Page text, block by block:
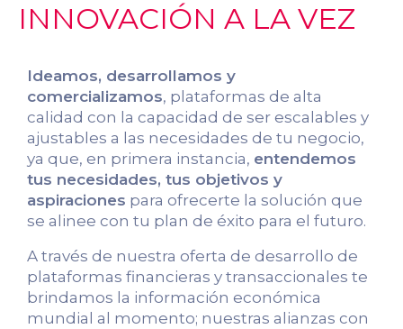
INNOVACIÓN A LA VEZ
Ideamos, desarrollamos y
comercializamos, plataformas de alta
calidad con la capacidad de ser escalables y
ajustables a las necesidades de tu negocio,
ya que, en primera instancia, entendemos
tus necesidades, tus objetivos y
aspiraciones para ofrecerte la solución que
se alinee con tu plan de éxito para el futuro.
A través de nuestra oferta de desarrollo de
plataformas financieras y transaccionales te
brindamos la información económica
mundial al momento; nuestras alianzas con